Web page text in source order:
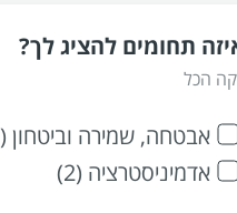
תחומים להציג לך?
הכל
אבטחה, שמירה וביטחון (7)
אדמיניסטרציה (2)